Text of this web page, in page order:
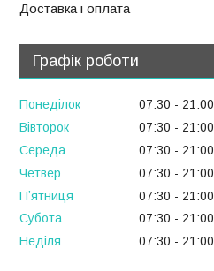
Доставка і оплата
Графік роботи
Понеділок 07:30
21:00
Вівторок
07:30
21:00
Середа
07:30
21:00
Четвер
07:30
21:00
Пʼятниця
07:30
21:00
Субота
07:30
21:00
Неділя
07:30 21:00